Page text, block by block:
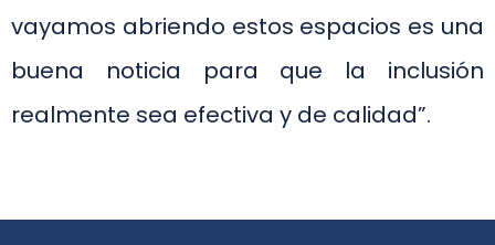
vayamos abriendo estos espacios es una
buena noticia para que la inclusión
realmente sea efectiva y de calidad”.